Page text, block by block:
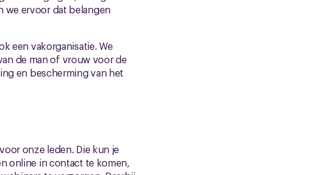
we ervoor dat belangen
een vakorganisatie. We
de man of vrouw voor de
en bescherming van het
onze leden. Die kun je
online in contact te komen,